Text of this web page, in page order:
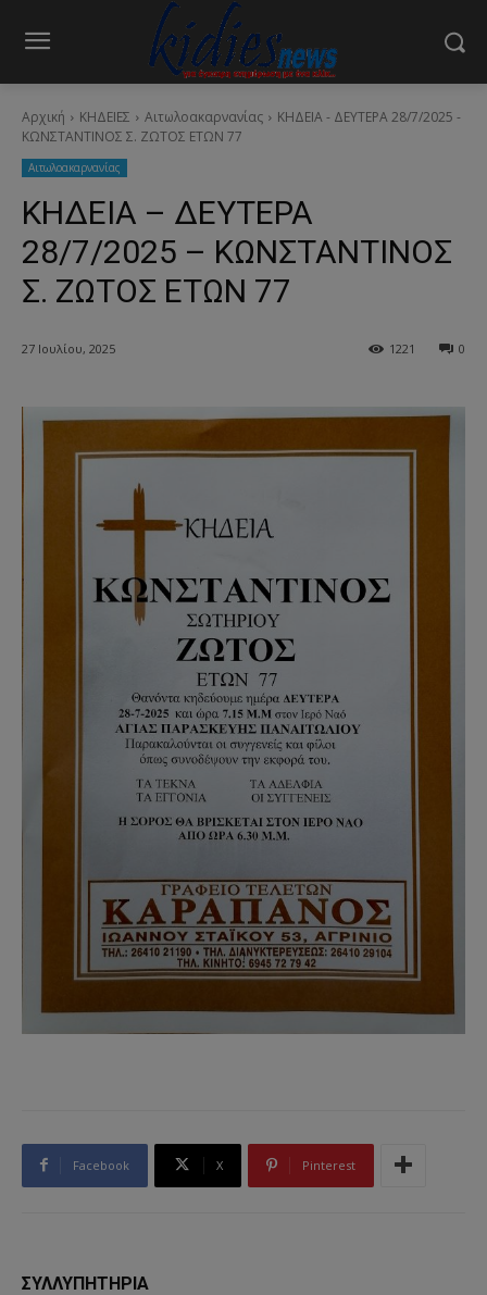
Αρχική ΚΗΔΕΙΕΣ Aιτωλοακαρνανίας
ΚΗΔΕΙΑ - ΔΕΥΤΕΡΑ 28/7/2025 -
ΚΩΝΣΤΑΝΤΙΝΟΣ Σ. ΖΩΤΟΣ ΕΤΩΝ 77
Aιτωλοακαρνανίας
ΚΗΔΕΙΑ – ΔΕΥΤΕΡΑ
28/7/2025 – ΚΩΝΣΤΑΝΤΙΝΟΣ
Σ. ΖΩΤΟΣ ΕΤΩΝ 77
27 Ιουλίου, 2025 0
1221
Facebook X Pinterest
ΣΥΛΛΥΠΗΤΗΡΙΑ